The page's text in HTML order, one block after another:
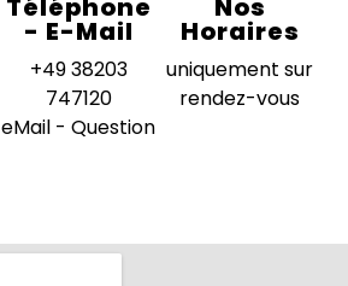
Téléphone
- E-Mail
+49 38203
747120
eMail - Question
Nos
Horaires
uniquement sur
rendez-vous